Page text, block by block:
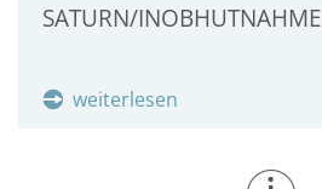
SATURN/INOBHUTNAHME
weiterlesen